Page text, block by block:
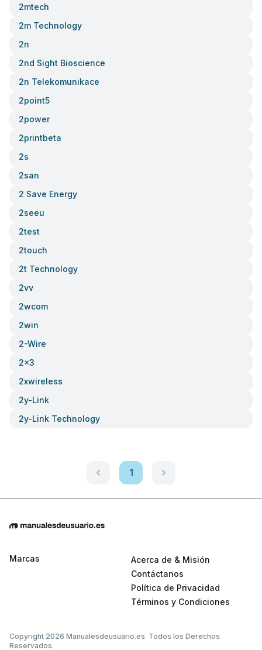
2mtech
2m Technology
2n
2nd Sight Bioscience
2n Telekomunikace
2point5
2power
2printbeta
2s
2san
2 Save Energy
2seeu
2test
2touch
2t Technology
2vv
2wcom
2win
2-Wire
2x3
2xwireless
2y-Link
2y-Link Technology
1
Marcas
Acerca de & Misión
Contáctanos
Política de Privacidad
Términos y Condiciones
Copyright 2026 Manualesdeusuario.es. Todos los Derechos
Reservados.